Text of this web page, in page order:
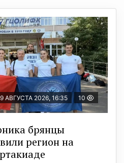
9 АВГУСТА 2026, 16:35 10
брянцы
регион на